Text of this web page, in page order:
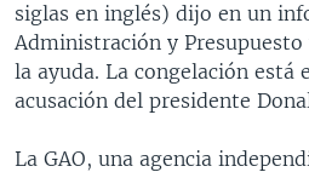
NOTA ECONÓMICA
ENTRETENIMIENTO
siglas en inglés) dijo en un
Administración y
la ayuda. La congelación está
acusación del presidente
La GAO, una agencia